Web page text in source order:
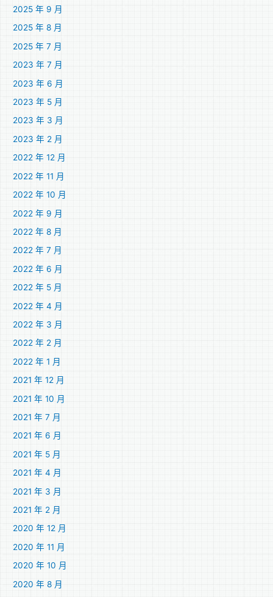
2025 年 9 月
2025 年 8 月
2025 年 7 月
2023 年 7 月
2023 年 6 月
2023 年 5 月
2023 年 3 月
2023 年 2 月
2022 年 12 月
2022 年 11 月
2022 年 10 月
2022 年 9 月
2022 年 8 月
2022 年 7 月
2022 年 6 月
2022 年 5 月
2022 年 4 月
2022 年 3 月
2022 年 2 月
2022 年 1 月
2021 年 12 月
2021 年 10 月
2021 年 7 月
2021 年 6 月
2021 年 5 月
2021 年 4 月
2021 年 3 月
2021 年 2 月
2020 年 12 月
2020 年 11 月
2020 年 10 月
2020 年 8 月